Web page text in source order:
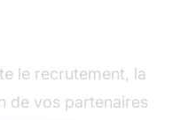
le recrutement, la
de vos partenaires